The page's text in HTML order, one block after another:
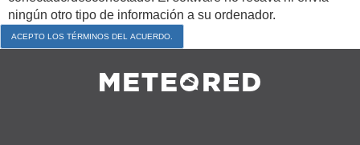
ningún otro tipo de información a su ordenador.